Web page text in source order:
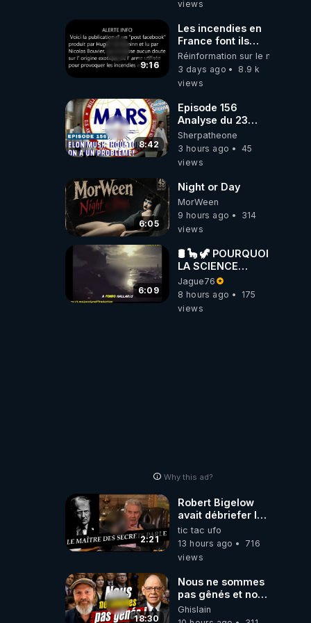
Haies
views
9:16
Les incendies en
France font ils
partie d' un plan
qui aurait débuté
le 11 septembre
Réinformation sur le monde
3 days ago
8.9 k
views
8:42
Episode 156
Analyse du 23
février 2025 Elon
Musk : Houston ,
on a un problème
Sherpatheone
3 hours ago
45
views
6:05
Night or Day
MorWeen
9 hours ago
314
views
6:09
🛢 🦕 🦖 POURQUOI
LA SCIENCE
OFFICIELLE NE
CONNAÎT-ELLE
PAS LA VRAIE
Jague76
8 hours ago
175
views
Why this ad?
2:21
Robert Bigelow
avait débriefer le
pédophile
génocidaire de
donald j trump
tic tac ufo
13 hours ago
716
views
18:30
Nous ne sommes
pas gênés et nous
n’avons pas
besoin de nous
Ghislain